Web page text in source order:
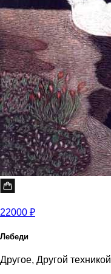
22000 ₽
Лебеди
Другое, Другой техникой